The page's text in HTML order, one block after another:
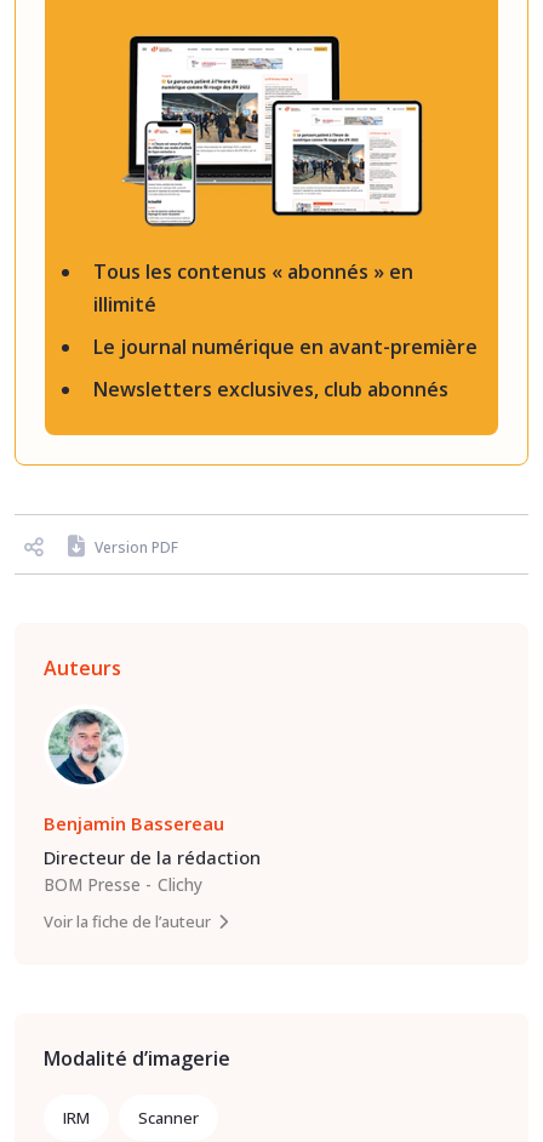
Tous les contenus « abonnés » en
illimité
Le journal numérique en avant-première
Newsletters exclusives, club abonnés
Version PDF
Auteurs
Benjamin Bassereau
Directeur de la rédaction
BOM Presse
Clichy
Voir la fiche de l’auteur
Modalité d’imagerie
IRM Scanner